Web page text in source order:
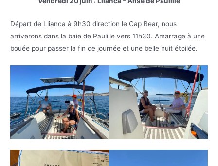
Départ de Llianca à 9h30 direction le Cap Bear, nous
arriverons dans la baie de Paulille vers 11h30. Amarrage à une
bouée pour passer la fin de journée et une belle nuit étoilée.